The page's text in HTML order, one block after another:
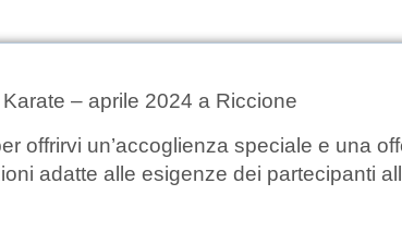
– aprile 2024 a Riccione
offrirvi un’accoglienza speciale e una
adatte alle esigenze dei partecipanti